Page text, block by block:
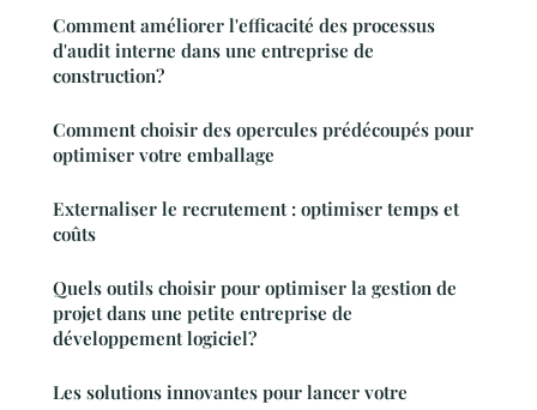
Comment améliorer l'efficacité des processus
d'audit interne dans une entreprise de
construction?
Comment choisir des opercules prédécoupés pour
optimiser votre emballage
Externaliser le recrutement : optimiser temps et
coûts
Quels outils choisir pour optimiser la gestion de
projet dans une petite entreprise de
développement logiciel?
Les solutions innovantes pour lancer votre